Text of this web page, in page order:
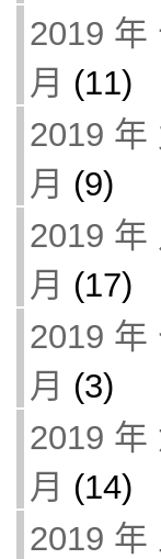
2019 年
月 (11)
2019 年
月 (9)
2019 年
月 (17)
2019 年
月 (3)
2019 年
月 (14)
2019 年